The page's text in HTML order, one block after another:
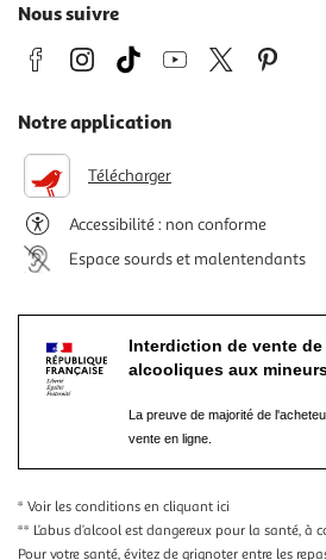
Nous suivre
Notre application
Télécharger
Accessibilité : non conforme
Espace sourds et malentendants
Interdiction de vente
alcooliques aux
La preuve de majorité de
vente en ligne.
* Voir les conditions en cliquant ici
** L’abus d’alcool est dangereux pour la santé, à
Pour votre santé, évitez de grignoter entre les